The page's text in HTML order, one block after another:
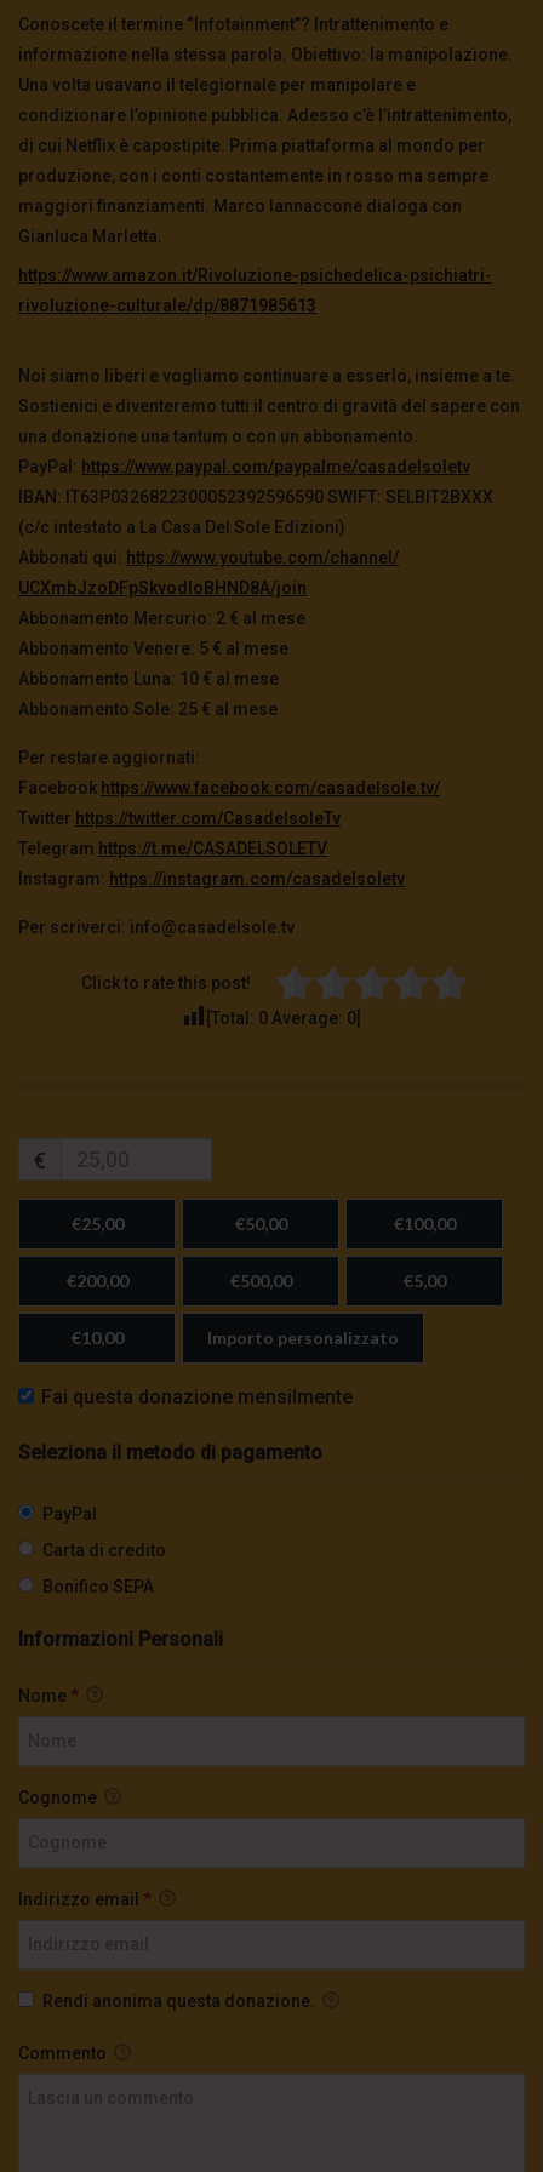
Conoscete il termine “Infotainment”? Intrattenimento e
informazione nella stessa parola. Obiettivo: la manipolazione.
Una volta usavano il telegiornale per manipolare e
condizionare l’opinione pubblica. Adesso c’è l’intrattenimento,
di cui Netflix è capostipite. Prima piattaforma al mondo per
produzione, con i conti costantemente in rosso ma sempre
maggiori finanziamenti. Marco Iannaccone dialoga con
Gianluca Marletta.
https://www.amazon.it/Rivoluzione-psichedelica-psichiatri-
rivoluzione-culturale/dp/8871985613
Noi siamo liberi e vogliamo continuare a esserlo, insieme a te.
Sostienici e diventeremo tutti il centro di gravità del sapere con
una donazione una tantum o con un abbonamento.
PayPal: https://www.paypal.com/paypalme/casadelsoletv
IBAN: IT63P0326822300052392596590 SWIFT: SELBIT2BXXX
(c/c intestato a La Casa Del Sole Edizioni)
Abbonati qui: https://www.youtube.com/channel/
UCXmbJzoDFpSkvodIoBHND8A/join
Abbonamento Mercurio: 2 € al mese
Abbonamento Venere: 5 € al mese
Abbonamento Luna: 10 € al mese
Abbonamento Sole: 25 € al mese
Per restare aggiornati:
Facebook https://www.facebook.com/casadelsole.tv/
Twitter https://twitter.com/CasadelsoleTv
Telegram https://t.me/CASADELSOLETV
Instagram: https://instagram.com/casadelsoletv
Per scriverci: info@casadelsole.tv
Click to rate this post!
[Total: 0 Average: 0
€
€25,00 €50,00 €100,00
€200,00 €500,00 €5,00
€10,00 Importo personalizzato
Fai questa donazione mensilmente
Seleziona il metodo di pagamento
PayPal
Carta di credito
Bonifico SEPA
Informazioni Personali
Nome *
Cognome
Indirizzo email *
Rendi anonima questa donazione.
Commento